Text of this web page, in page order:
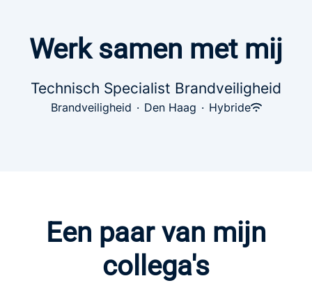
Werk samen met mij
Technisch Specialist Brandveiligheid
Brandveiligheid · Den Haag · Hybride
Een paar van mijn
collega's